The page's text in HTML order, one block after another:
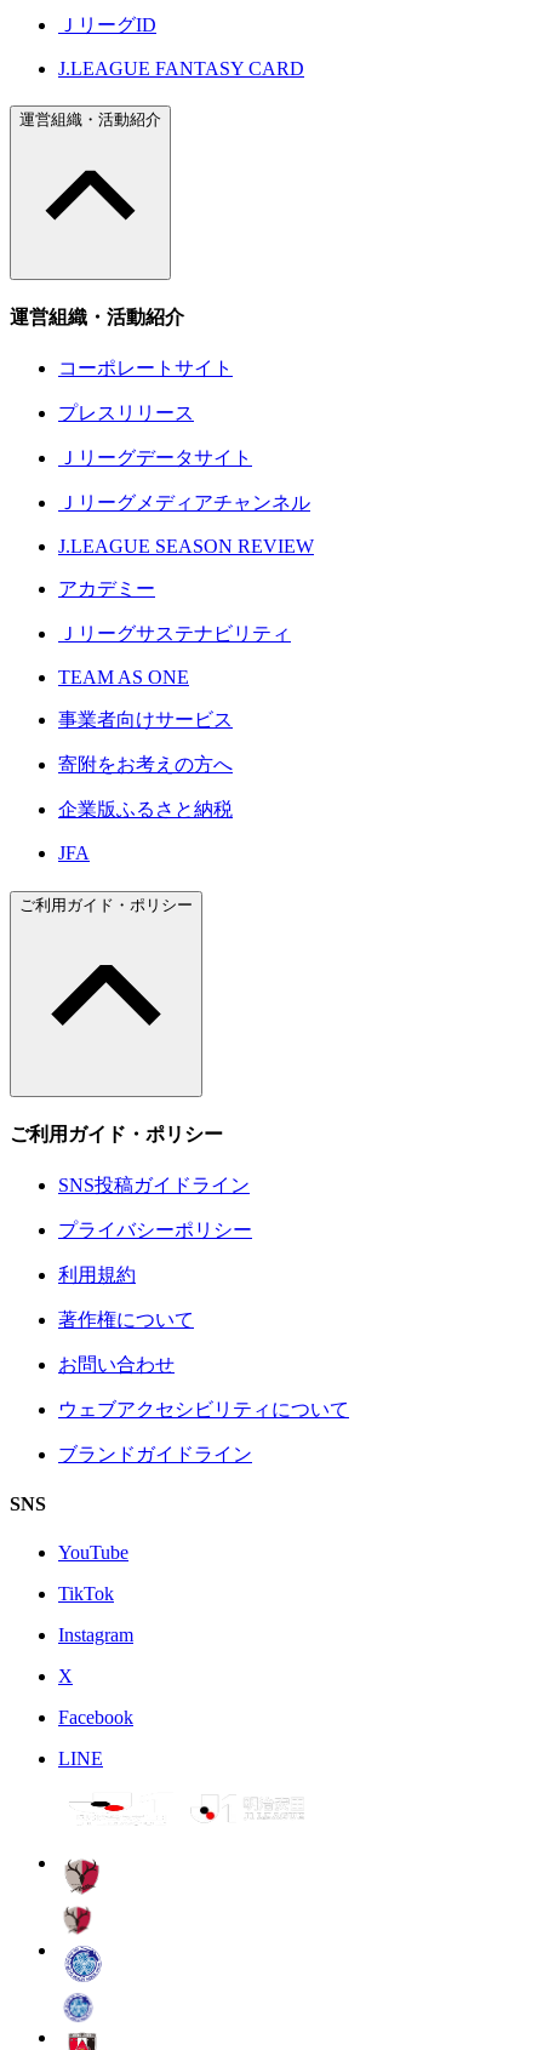
ＪリーグID
J.LEAGUE FANTASY CARD
運営組織・活動紹介
運営組織・活動紹介
コーポレートサイト
プレスリリース
Ｊリーグデータサイト
Ｊリーグメディアチャンネル
J.LEAGUE SEASON REVIEW
アカデミー
Ｊリーグサステナビリティ
TEAM AS ONE
事業者向けサービス
寄附をお考えの方へ
企業版ふるさと納税
JFA
ご利用ガイド・ポリシー
ご利用ガイド・ポリシー
SNS投稿ガイドライン
プライバシーポリシー
利用規約
著作権について
お問い合わせ
ウェブアクセシビリティについて
ブランドガイドライン
SNS
YouTube
TikTok
Instagram
X
Facebook
LINE